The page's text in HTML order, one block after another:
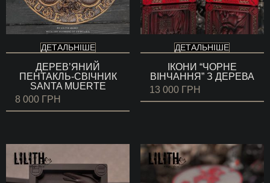
ДЕТАЛЬНІШЕ
ДЕРЕВ’ЯНИЙ
ПЕНТАКЛЬ-СВІЧНИК
SANTA MUERTE
8 000 ГРН
ДЕТАЛЬНІШЕ
ІКОНИ “ЧОРНЕ
ВІНЧАННЯ” З ДЕРЕВА
13 000 ГРН